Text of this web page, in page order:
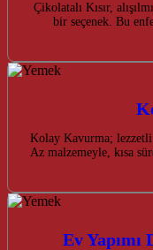
Çikolatalı Kısır,
bir seçenek. Bu
Kolay Kavurma;
Az malzemeyle, kısa
Ev